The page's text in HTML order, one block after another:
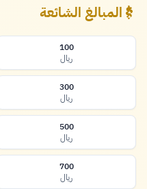
المبالغ الشائعة
100
ريال
300
ريال
500
ريال
700
ريال